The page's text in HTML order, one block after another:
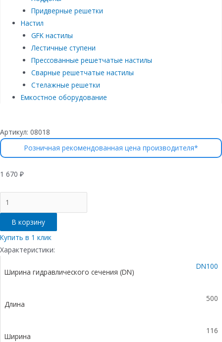
Придверные решетки
Настил
GFK настилы
Лестичные ступени
Прессованные решетчатые настилы
Сварные решетчатые настилы
Стелажные решетки
Емкостное оборудование
Артикул: 08018
Розничная рекомендованная цена производителя*
1 670 ₽
товара
Комплект
Gidrolica
Light:
пескоуловитель
для
лотков
решеткой
В корзину
Купить в 1 клик
Характеристики:
Ширина гидравлического сечения (DN)
DN100
Длина
500
Ширина
116